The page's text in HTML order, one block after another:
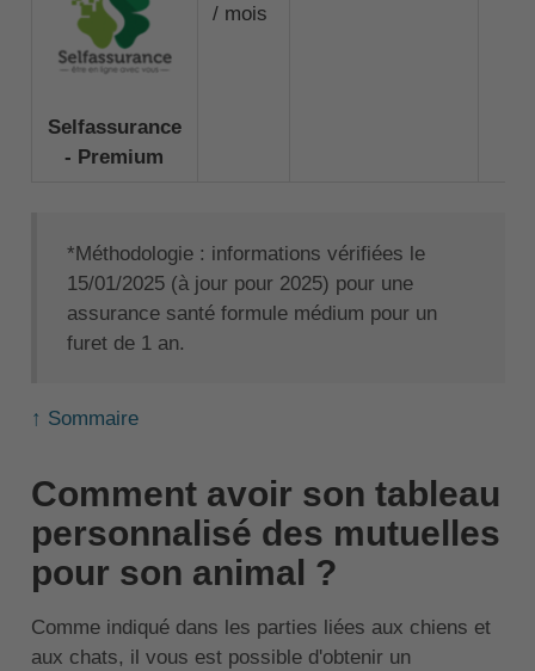
Selfassurance
- Premium
/ mois
*Méthodologie : informations vérifiées le
15/01/2025 (à jour pour 2025) pour une
assurance santé formule médium pour un
furet de 1 an.
↑ Sommaire
Comment avoir son tableau
personnalisé des mutuelles
pour son animal ?
Comme indiqué dans les parties liées aux chiens et
aux chats, il vous est possible d'obtenir un